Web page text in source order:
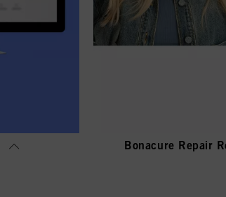
Bonacure Repair